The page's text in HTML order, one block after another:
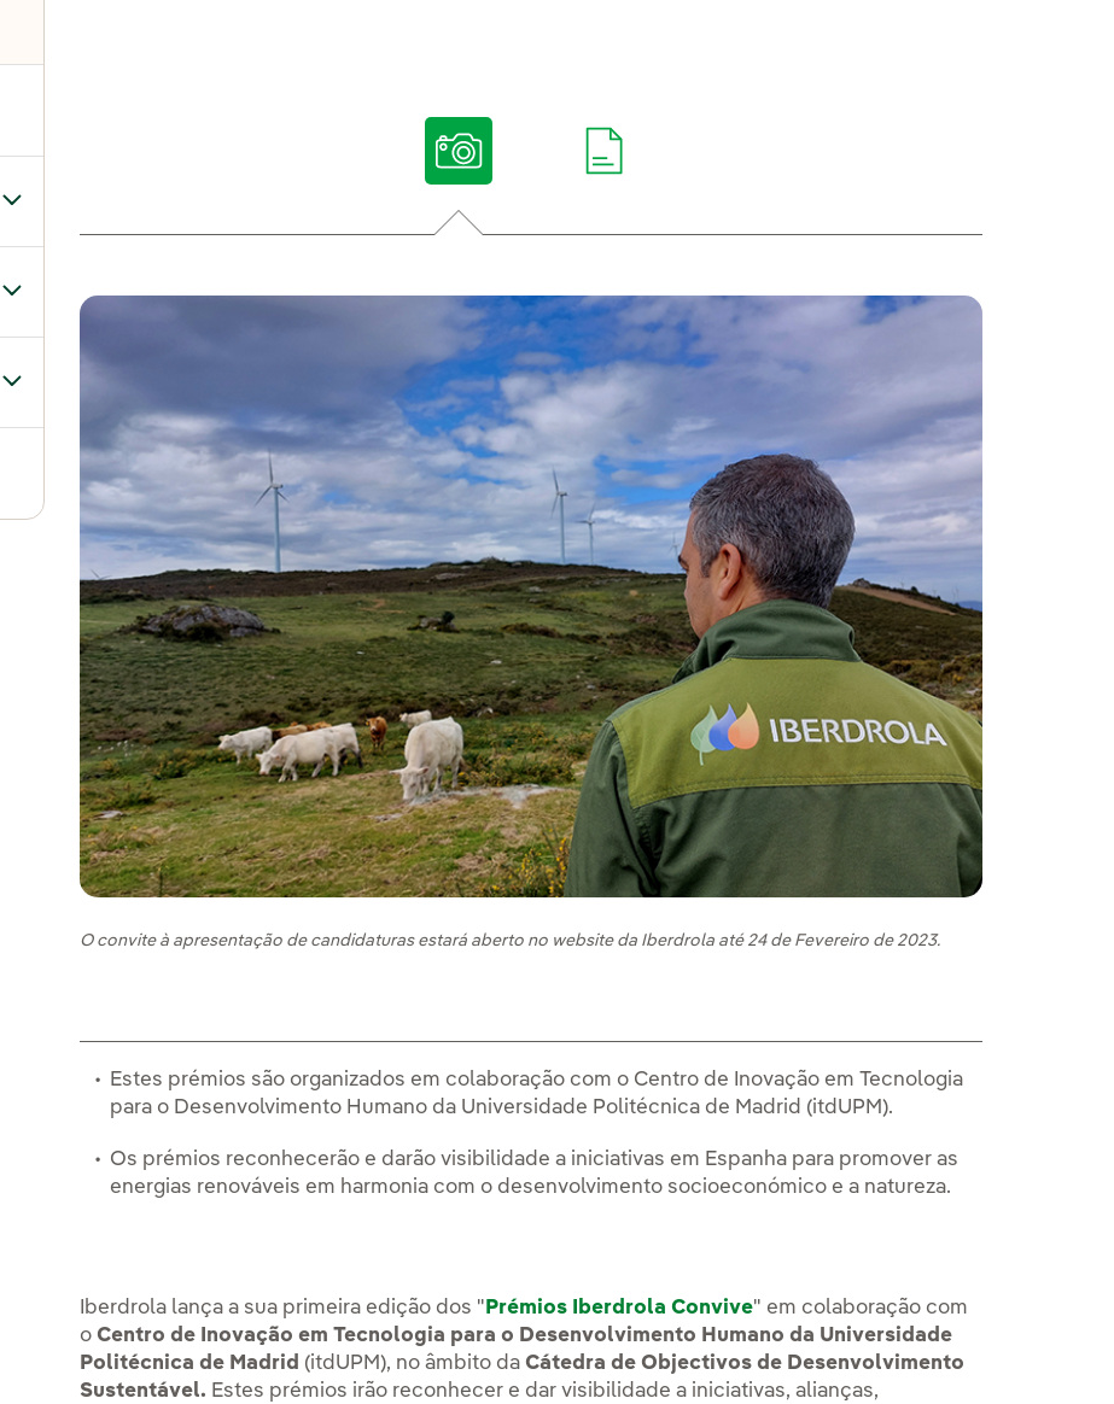
Alternar submenu de Nossas vozes
Alternar submenu de Multimídia
Alternar submenu de Redes sociais
O convite à apresentação de candidaturas estará aberto no website da Iberdrola até 24 de Fevereiro de 2023.
Estes prémios são organizados em colaboração com o Centro de Inovação em Tecnologia
para o Desenvolvimento Humano da Universidade Politécnica de Madrid (itdUPM).
Os prémios reconhecerão e darão visibilidade a iniciativas em Espanha para promover as
energias renováveis em harmonia com o desenvolvimento socioeconómico e a natureza.
Iberdrola lança a sua primeira edição dos " Prémios Iberdrola Convive" em colaboração com
o Centro de Inovação em Tecnologia para o Desenvolvimento Humano da Universidade
Politécnica de Madrid (itdUPM), no âmbito da Cátedra de Objectivos de Desenvolvimento
Sustentável. Estes prémios irão reconhecer e dar visibilidade a iniciativas, alianças,